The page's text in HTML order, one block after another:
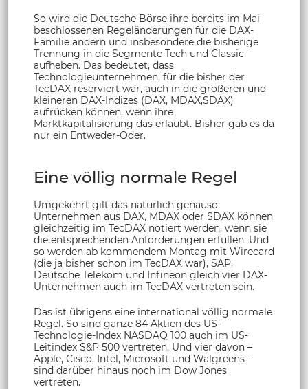
So wird die Deutsche Börse ihre bereits im Mai
beschlossenen Regeländerungen für die DAX-
Familie ändern und insbesondere die bisherige
Trennung in die Segmente Tech und Classic
aufheben. Das bedeutet, dass
Technologieunternehmen, für die bisher der
TecDAX reserviert war, auch in die größeren und
kleineren DAX-Indizes (DAX, MDAX,SDAX)
aufrücken können, wenn ihre
Marktkapitalisierung das erlaubt. Bisher gab es da
nur ein Entweder-Oder.
Eine völlig normale Regel
Umgekehrt gilt das natürlich genauso:
Unternehmen aus DAX, MDAX oder SDAX können
gleichzeitig im TecDAX notiert werden, wenn sie
die entsprechenden Anforderungen erfüllen. Und
so werden ab kommendem Montag mit Wirecard
(die ja bisher schon im TecDAX war), SAP,
Deutsche Telekom und Infineon gleich vier DAX-
Unternehmen auch im TecDAX vertreten sein.
Das ist übrigens eine international völlig normale
Regel. So sind ganze 84 Aktien des US-
Technologie-Index NASDAQ 100 auch im US-
Leitindex S&P 500 vertreten. Und vier davon –
Apple, Cisco, Intel, Microsoft und Walgreens –
sind darüber hinaus noch im Dow Jones
vertreten.